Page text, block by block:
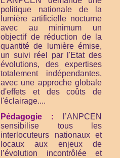
politique nationale de la
lumière artificielle nocturne
avec au minimum un
objectif de réduction de la
quantité de lumière émise,
un suivi réel par l'Etat des
évolutions, des expertises
totalement indépendantes,
avec une approche globale
d'effets et des coûts de
l'éclairage....
Pédagogie :
l’ANPCEN
sensibilise tous les
interlocuteurs nationaux et
locaux aux enjeux de
l’évolution incontrôlée et